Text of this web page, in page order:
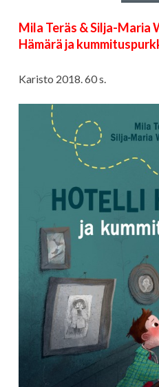
Mila Teräs & Silja-Maria
Hämärä ja
Karisto 2018. 60 s.